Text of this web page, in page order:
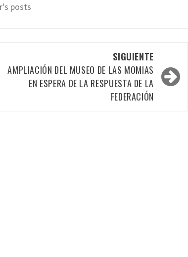
posts
SIGUIENTE
AMPLIACIÓN DEL MUSEO DE LAS MOMIAS
EN ESPERA DE LA RESPUESTA DE LA
FEDERACIÓN